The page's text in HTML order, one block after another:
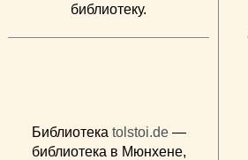
библиотеку.
Библиотека tolstoi.de—
библиотека в Мюнхене,